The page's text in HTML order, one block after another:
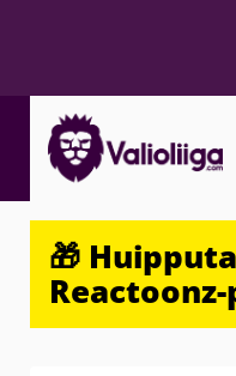
🎁